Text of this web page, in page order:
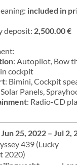
included in
deposit: 2,500.00 €
: Autopilot, Bow
cockpit
: Bimini, Cockpit
Panels,
: Radio-CD
25, 2022 – Jul 2,
439 (Lucky
2020)